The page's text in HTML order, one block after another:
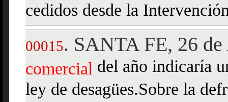
cedidos desde la
00015. SANTA FE, 26
comercial del año indicaría
ley de desagües.Sobre la